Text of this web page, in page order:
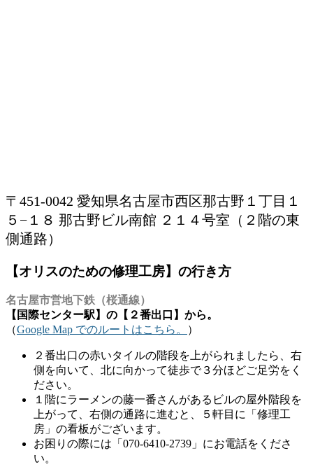
〒451-0042 愛知県名古屋市西区那古野１丁目１
５−１８ 那古野ビル南館 ２１４号室（２階の東
側通路）
【オリスのための修理工房】の行き方
名古屋市営地下鉄（桜通線）
【国際センター駅】の【２番出口】から。
（Google Map でのルートはこちら。 ）
２番出口の赤いタイルの階段を上がられましたら、右
側を向いて、北に向かって徒歩で３分ほどご足労をく
ださい。
１階にラーメンの藤一番さんがあるビルの屋外階段を
上がって、右側の通路に進むと、５軒目に「修理工
房」の看板がございます。
お困りの際には「070-6410-2739」にお電話をくださ
い。